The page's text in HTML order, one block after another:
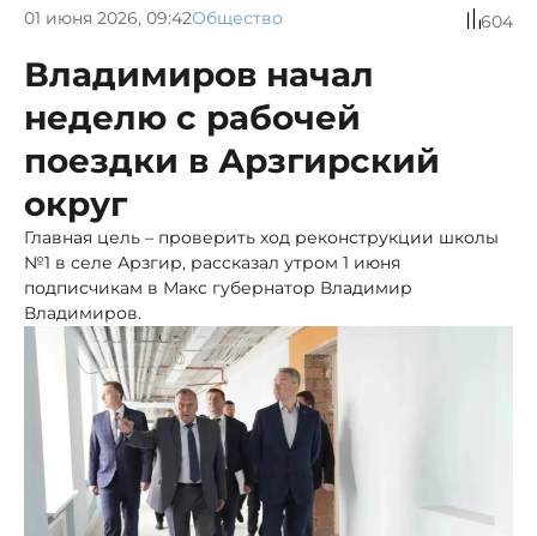
01 июня 2026, 09:42Общество 604
Владимиров начал
неделю с рабочей
поездки в Арзгирский
округ
Главная цель – проверить ход реконструкции школы
№1 в селе Арзгир, рассказал утром 1 июня
подписчикам в Макс губернатор Владимир
Владимиров.